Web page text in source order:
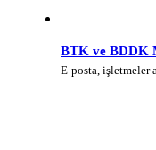
BTK ve BDDK
E-posta, işletmeler